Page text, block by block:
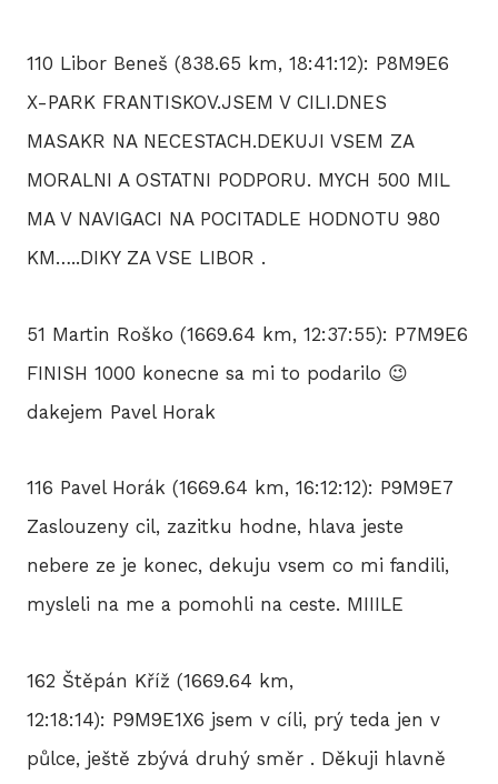
110 Libor Beneš (838.65 km, 18:41:12): P8M9E6
X-PARK FRANTISKOV.JSEM V CILI.DNES
MASAKR NA NECESTACH.DEKUJI VSEM ZA
MORALNI A OSTATNI PODPORU. MYCH 500 MIL
MA V NAVIGACI NA POCITADLE HODNOTU 980
KM…..DIKY ZA VSE LIBOR .
51 Martin Roško (1669.64 km, 12:37:55): P7M9E6
FINISH 1000 konecne sa mi to podarilo 😉
dakejem Pavel Horak
116 Pavel Horák (1669.64 km, 16:12:12): P9M9E7
Zaslouzeny cil, zazitku hodne, hlava jeste
nebere ze je konec, dekuju vsem co mi fandili,
mysleli na me a pomohli na ceste. MIIILE
162 Štěpán Kříž (1669.64 km,
12:18:14): P9M9E1X6 jsem v cíli, prý teda jen v
půlce, ještě zbývá druhý směr . Děkuji hlavně